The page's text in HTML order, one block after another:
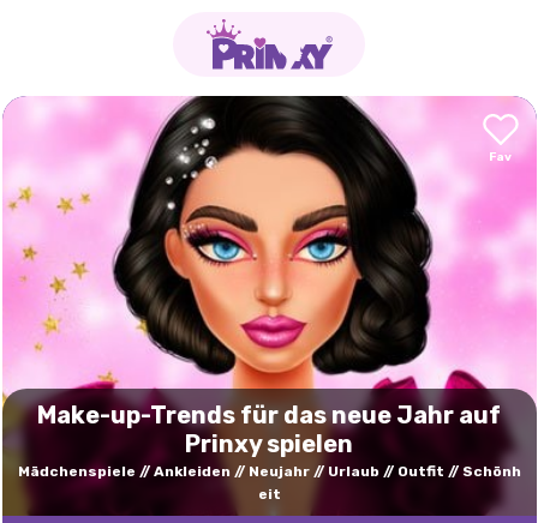
Make-up-Trends für das neue Jahr auf
Prinxy spielen
Mädchenspiele Ankleiden Neujahr Urlaub Outfit
Schönh
eit